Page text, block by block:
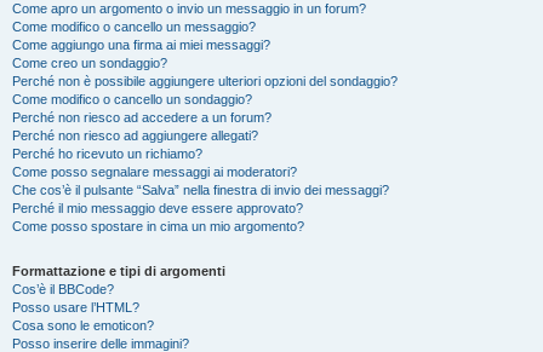
Come apro un argomento o invio un messaggio in un forum?
Come modifico o cancello un messaggio?
Come aggiungo una firma ai miei messaggi?
Come creo un sondaggio?
Perché non è possibile aggiungere ulteriori opzioni del sondaggio?
Come modifico o cancello un sondaggio?
Perché non riesco ad accedere a un forum?
Perché non riesco ad aggiungere allegati?
Perché ho ricevuto un richiamo?
Come posso segnalare messaggi ai moderatori?
Che cos’è il pulsante “Salva” nella finestra di invio dei messaggi?
Perché il mio messaggio deve essere approvato?
Come posso spostare in cima un mio argomento?
Formattazione e tipi di argomenti
Cos’è il BBCode?
Posso usare l’HTML?
Cosa sono le emoticon?
Posso inserire delle immagini?